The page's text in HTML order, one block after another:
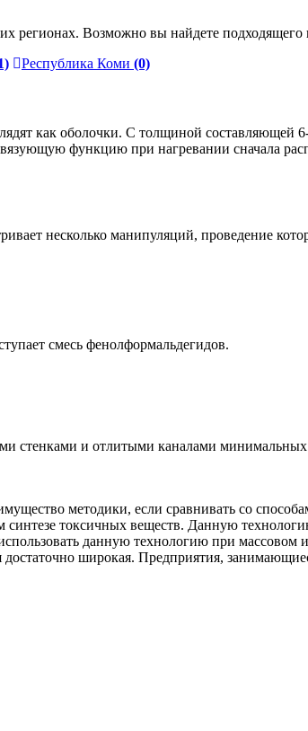
регионах. Возможно вы найдете подходящего
Республика Коми (0)
как оболочки. С толщиной составляющей
функцию при нагревании сначала
несколько манипуляций, проведение
смесь фенолформальдегидов.
стенками и отлитыми каналами
методики, если сравнивать со
синтезе токсичных веществ. Данную
данную технологию при массовом
достаточно широкая. Предприятия,